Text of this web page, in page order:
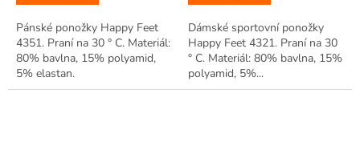
Pánské ponožky Happy Feet
4351. Praní na 30 ° C. Materiál:
80% bavlna, 15% polyamid,
5% elastan.
Dámské sportovní ponožky
Happy Feet 4321. Praní na 30
° C. Materiál: 80% bavlna, 15%
polyamid, 5%...